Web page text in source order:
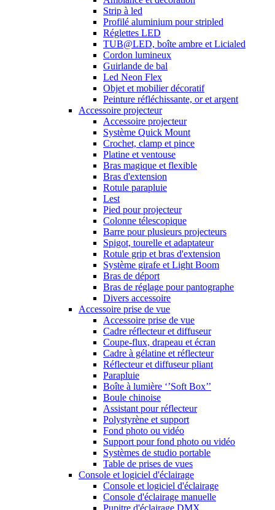
Strip à led
Profilé aluminium pour stripled
Réglettes LED
TUB@LED, boîte ambre et Licialed
Cordon lumineux
Guirlande de bal
Led Neon Flex
Objet et mobilier décoratif
Peinture réfléchissante, or et argent
Accessoire projecteur
Accessoire projecteur
Système Quick Mount
Crochet, clamp et pince
Platine et ventouse
Bras magique et flexible
Bras d'extension
Rotule parapluie
Lest
Pied pour projecteur
Colonne télescopique
Barre pour plusieurs projecteurs
Spigot, tourelle et adaptateur
Rotule grip et bras d'extension
Système girafe et Light Boom
Bras de déport
Bras de réglage pour pantographe
Divers accessoire
Accessoire prise de vue
Accessoire prise de vue
Cadre réflecteur et diffuseur
Coupe-flux, drapeau et écran
Cadre à gélatine et réflecteur
Réflecteur et diffuseur pliant
Parapluie
Boîte à lumière ‘’Soft Box’’
Boule chinoise
Assistant pour réflecteur
Polystyrène et support
Fond photo ou vidéo
Support pour fond photo ou vidéo
Systèmes de studio portable
Table de prises de vues
Console et logiciel d'éclairage
Console et logiciel d'éclairage
Console d'éclairage manuelle
Pupitre d'éclairage DMX